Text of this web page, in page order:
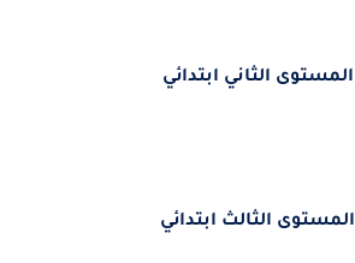
المستوى الثاني ابتدائي
المستوى الثالث ابتدائي